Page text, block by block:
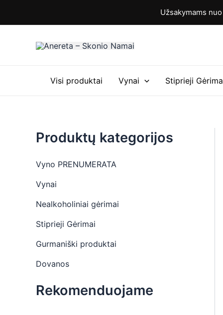
Užsakymams
Visi produktai Vynai Stiprieji
Produktų kategorijos
Vyno PRENUMERATA
Vynai
Nealkoholiniai gėrimai
Stiprieji Gėrimai
Gurmaniški produktai
Dovanos
Rekomenduojame
n
a
k
k